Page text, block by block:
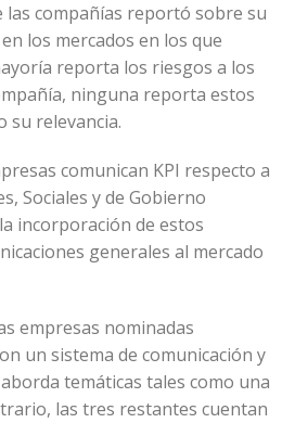
las compañías reportó sobre su
los mercados en los que
reporta los riesgos a los
ninguna reporta estos
su relevancia.
comunican KPI respecto a
Sociales y de Gobierno
incorporación de estos
generales al mercado
empresas nominadas
un sistema de comunicación y
temáticas tales como una
las tres restantes cuentan